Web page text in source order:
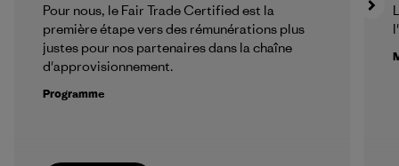
Pour nous, le Fair Trade Certified est la
première étape vers des rémunérations plus
justes pour nos partenaires dans la chaîne
d'approvisionnement.
Programme